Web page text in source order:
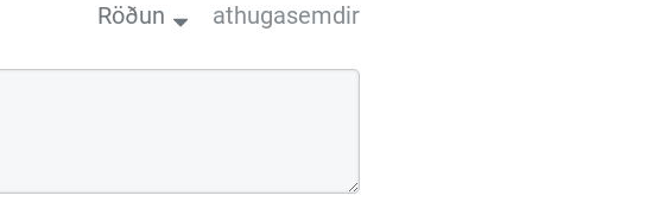
Röðun athugasemdir